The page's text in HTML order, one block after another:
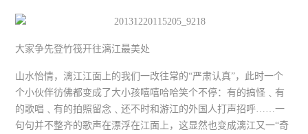
大家争先登竹筏开往漓江最美处
山水怡情，漓江江面上的我们一改往常的“严肃认真”，此时一个
个小伙伴彷佛都变成了大小孩嘻嘻哈哈笑个不停：有的搞怪﹑有
的歌唱﹑有的拍照留念﹑还不时和游江的外国人打声招呼……一
句句并不整齐的歌声在漂浮在江面上，这显然也变成漓江又一“奇